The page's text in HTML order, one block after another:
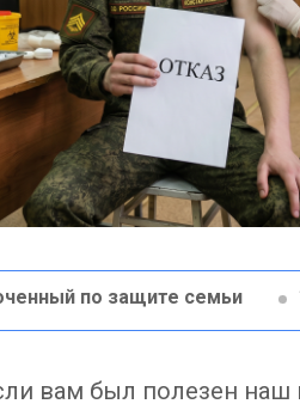
по защите семьи
вам был полезен наш